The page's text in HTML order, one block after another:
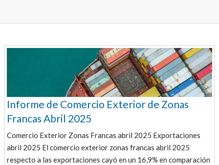
Informe de Comercio Exterior de Zonas
Francas Abril 2025
Comercio Exterior Zonas Francas abril 2025 Exportaciones
abril 2025 El comercio exterior zonas francas abril 2025
respecto a las exportaciones cayó en un 16,9% en comparación